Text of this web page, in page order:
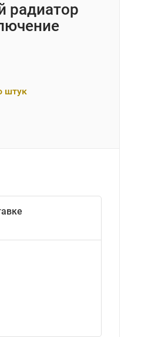
радиатор
штук